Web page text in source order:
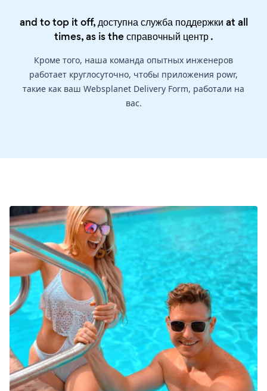
and to top it off, доступна служба поддержки at all
times, as is theсправочный центр.
Кроме того, наша команда опытных инженеров
работает круглосуточно, чтобы приложения powr,
такие как ваш Websplanet Delivery Form, работали на
вас.